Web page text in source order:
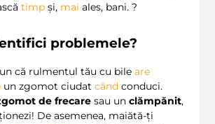
timp și, mai ales, bani. ?
problemele?
că rulmentul tău cu bile are
un zgomot ciudat când conduci.
de frecare sau un clămpănit,
De asemenea, maiătă-ți